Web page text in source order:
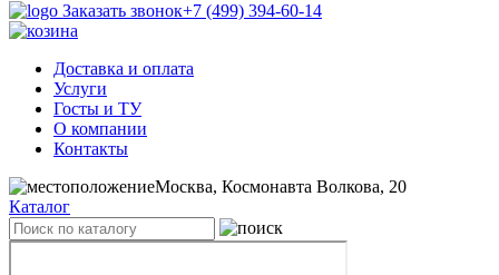
Заказать звонок+7 (499) 394-60-14
Доставка и оплата
Услуги
Госты и ТУ
О компании
Контакты
Москва, Космонавта Волкова, 20
Каталог